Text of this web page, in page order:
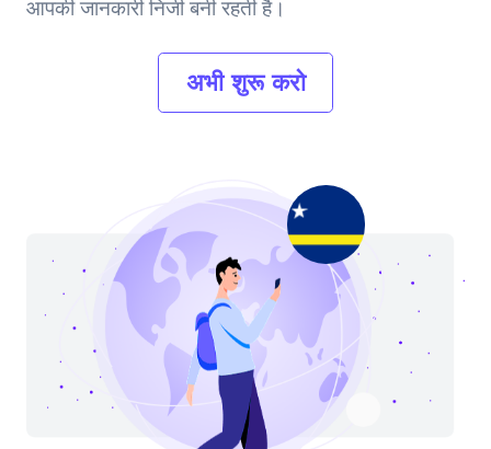
आपकी जानकारी निजी बनी रहती है।
अभी शुरू करो